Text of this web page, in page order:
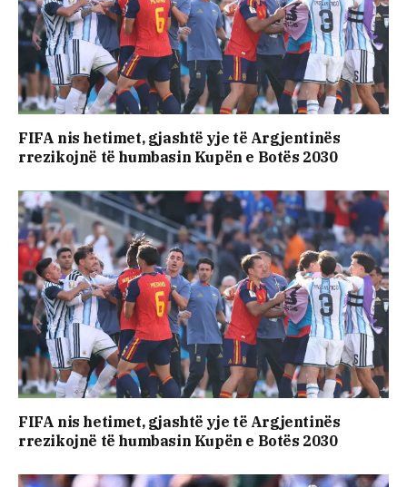
FIFA nis hetimet, gjashtë yje të Argjentinës
rrezikojnë të humbasin Kupën e Botës 2030
FIFA nis hetimet, gjashtë yje të Argjentinës
rrezikojnë të humbasin Kupën e Botës 2030